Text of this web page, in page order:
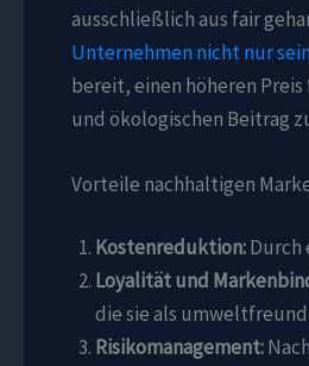
ausschließlich aus fair
Unternehmen nicht nur
bereit, einen höheren
und ökologischen Beitrag
Vorteile nachhaltigen
Kostenreduktion:Durch
Loyalität und
die sie als
Risikomanagement: